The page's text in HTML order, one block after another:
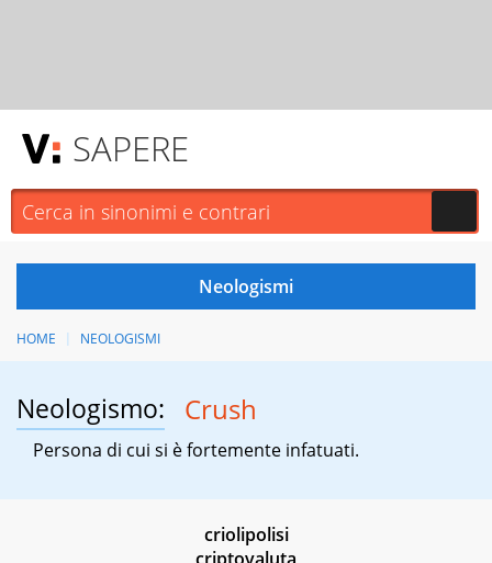
SAPERE
HOME NEOLOGISMI
Neologismo: Crush
Persona di cui si è fortemente infatuati.
criolipolisi